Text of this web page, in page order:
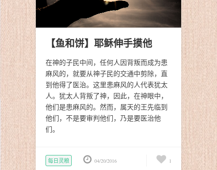
【鱼和饼】耶稣伸手摸他
在神的子民中间，任何人因背叛而成为患
麻风的，就要从神子民的交通中剪除，直
到他得了医治。这里患麻风的人代表犹太
人。犹太人背叛了神，因此，在神眼中，
他们是患麻风的。然而，属天的王先临到
他们，不是要审判他们，乃是要医治他
们。
每日灵粮 04/20/2016 1